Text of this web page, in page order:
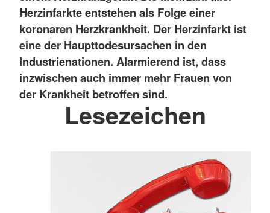
Herzinfarkte entstehen als Folge einer
koronaren Herzkrankheit. Der Herzinfarkt ist
eine der Haupttodesursachen in den
Industrienationen. Alarmierend ist, dass
inzwischen auch immer mehr Frauen von
der Krankheit betroffen sind.
Lesezeichen